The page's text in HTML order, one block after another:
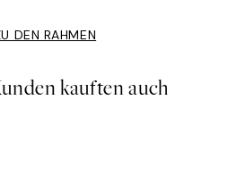
DEN RAHMEN
kauften auch